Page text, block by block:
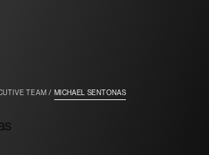
TEAM MICHAEL SENTONAS